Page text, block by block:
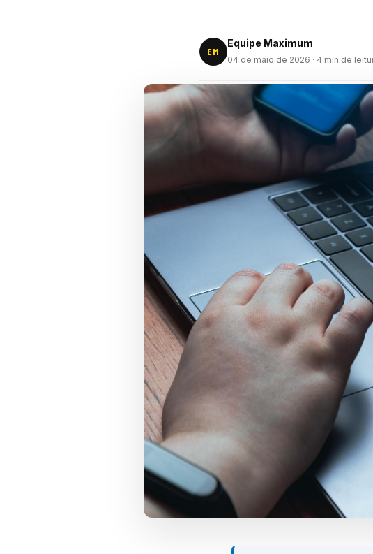
EM
Equipe Maximum
04 de maio de 2026 · 4 min de